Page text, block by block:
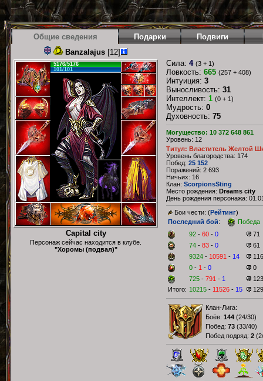
Общие сведения Подарки Подвиги
Banzalajus [12]
5176/5176
101/101
Capital city
Персонаж сейчас находится в клубе.
"Хоромы (подвал)"
Сила: 4 (3 + 1)
Ловкость: 665 (257 + 408)
Интуиция: 3
Выносливость: 31
Интеллект: 1 (0 + 1)
Мудрость: 0
Духовность: 75
Могущество: 10 372 648 861
Уровень: 12
Титул: Властитель Желтой
Уровень благородства: 174
Побед: 25 152
Поражений: 2 693
Ничьих: 16
Клан: ScorpionsSting
Место рождения: Dreams city
День рождения персонажа:
Бои чести: (Рейтинг)
Последний бой:
Победа
92 - 60 - 0
71
74 - 83 - 0
61
9324 - 10591 - 14
0 - 1 - 0
0
725 - 791 - 1
Итого: 10215 - 11526 - 15
Клан-Лига:
Боёв: 144 (24/30)
Побед: 73 (33/40)
Побед подряд: 2 (